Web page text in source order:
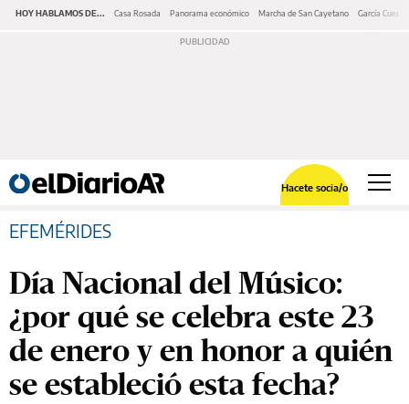
HOY HABLAMOS DE... Casa Rosada Panorama económico Marcha de San Cayetano García Cuerva
Hacete socia/o
EFEMÉRIDES
Día Nacional del Músico:
¿por qué se celebra este 23
de enero y en honor a quién
se estableció esta fecha?